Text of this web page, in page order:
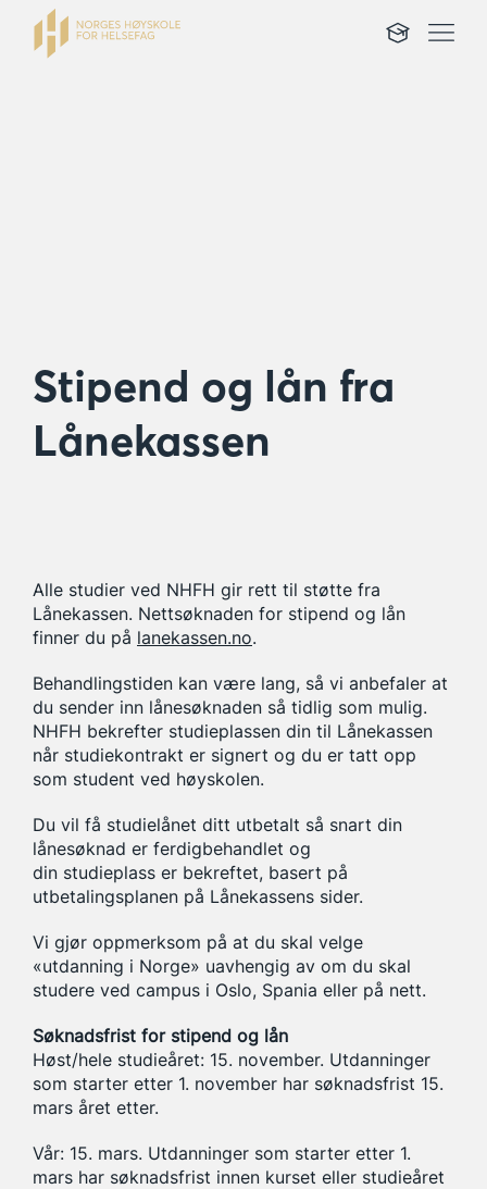
Stipend og lån fra
Lånekassen
Alle studier ved NHFH gir rett til støtte fra
Lånekassen. Nettsøknaden for stipend og lån
finner du på lanekassen.no.
Behandlingstiden kan være lang, så vi anbefaler at
du sender inn lånesøknaden så tidlig som mulig.
NHFH bekrefter studieplassen din til Lånekassen
når studiekontrakt er signert og du er tatt opp
som student ved høyskolen.
Du vil få studielånet ditt utbetalt så snart din
lånesøknad er ferdigbehandlet og
din studieplass er bekreftet, basert på
utbetalingsplanen på Lånekassens sider.
Vi gjør oppmerksom på at du skal velge
«utdanning i Norge» uavhengig av om du skal
studere ved campus i Oslo, Spania eller på nett.
Søknadsfrist for stipend og lån
Høst/hele studieåret: 15. november. Utdanninger
som starter etter 1. november har søknadsfrist 15.
mars året etter.
Vår: 15. mars. Utdanninger som starter etter 1.
mars har søknadsfrist innen kurset eller studieåret